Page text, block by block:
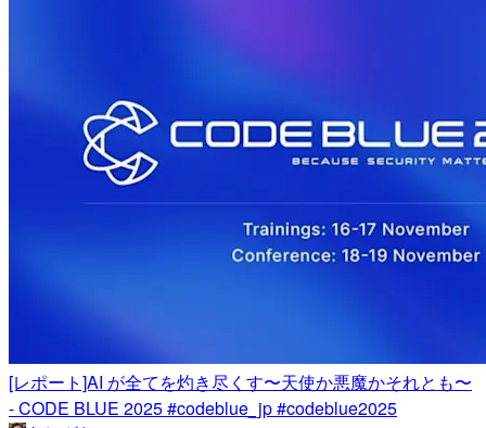
[レポート]AI が全てを灼き尽くす〜天使か悪魔かそれとも〜
- CODE BLUE 2025 #codeblue_jp #codeblue2025